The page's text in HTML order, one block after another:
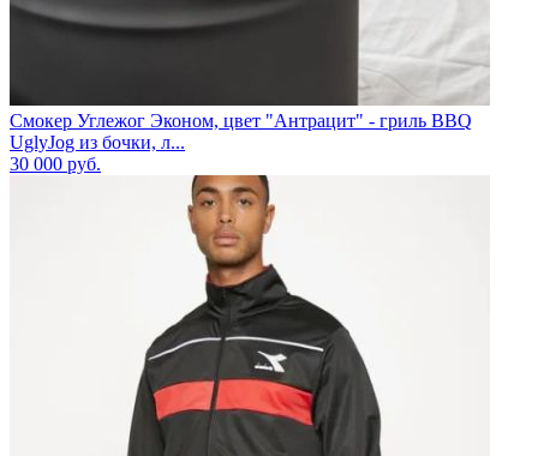
Смокер Углежог Эконом, цвет "Антрацит" - гриль BBQ
UglyJog из бочки, л...
30 000 руб.